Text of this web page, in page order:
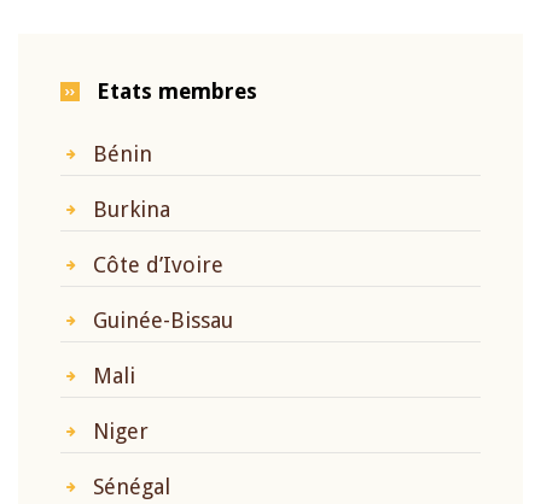
Etats membres
Bénin
Burkina
Côte d’Ivoire
Guinée-Bissau
Mali
Niger
Sénégal